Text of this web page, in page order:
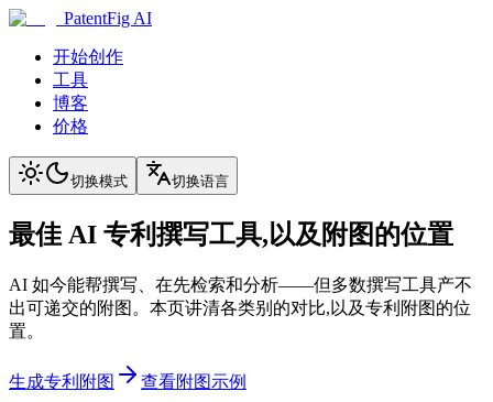
PatentFig AI
开始创作
工具
博客
价格
切换模式 切换语言
最佳 AI 专利撰写工具,以及附图的位置
AI 如今能帮撰写、在先检索和分析——但多数撰写工具产不
出可递交的附图。本页讲清各类别的对比,以及专利附图的位
置。
生成专利附图 查看附图示例